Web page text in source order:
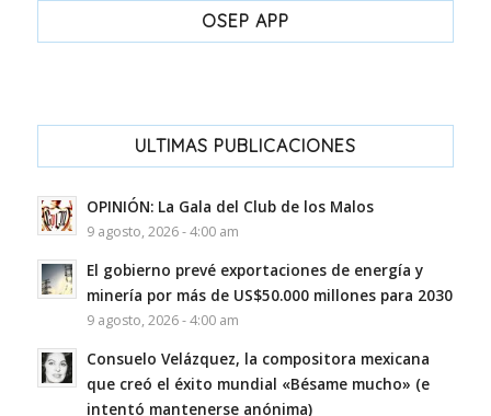
OSEP APP
ULTIMAS PUBLICACIONES
OPINIÓN: La Gala del Club de los Malos
9 agosto, 2026 - 4:00 am
El gobierno prevé exportaciones de energía y
minería por más de US$50.000 millones para 2030
9 agosto, 2026 - 4:00 am
Consuelo Velázquez, la compositora mexicana
que creó el éxito mundial «Bésame mucho» (e
intentó mantenerse anónima)